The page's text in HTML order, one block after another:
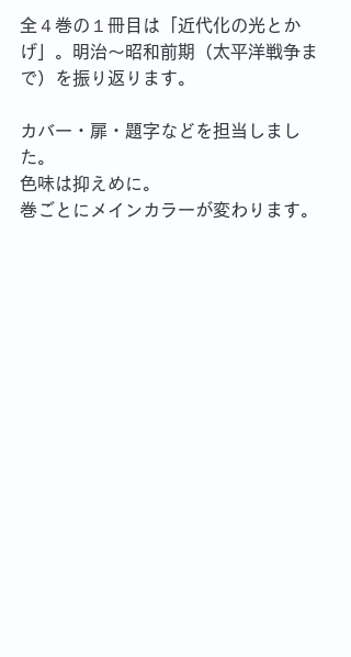
全４巻の１冊目は「近代化の光とか
げ」。明治～昭和前期（太平洋戦争ま
で）を振り返ります。
カバー・扉・題字などを担当しまし
た。
色味は抑えめに。
巻ごとにメインカラーが変わります。